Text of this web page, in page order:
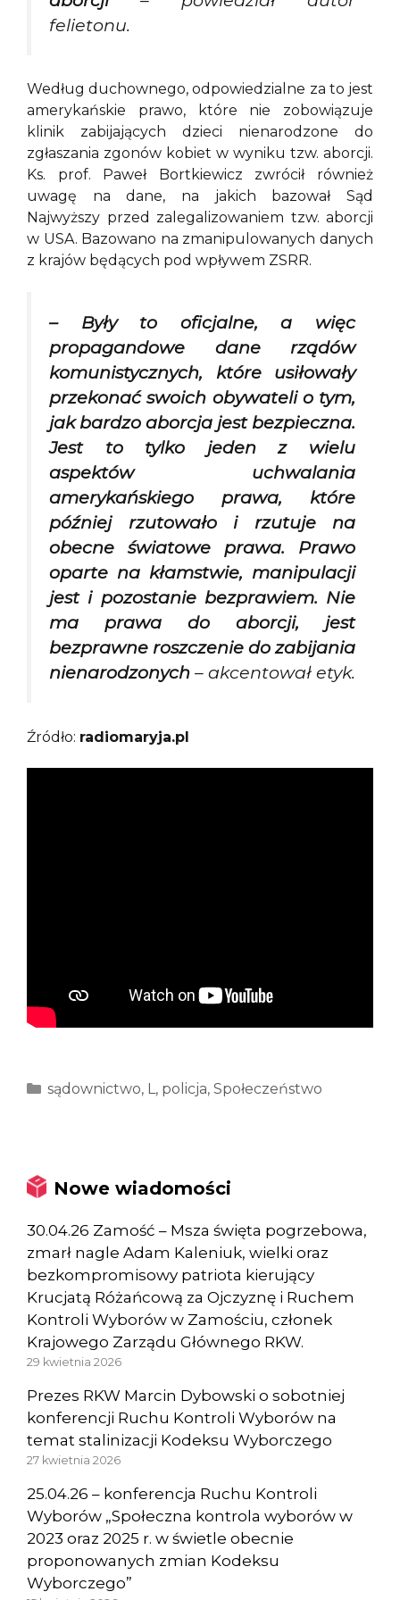
felietonu.
Według duchownego, odpowiedzialne za to jest
amerykańskie prawo, które nie zobowiązuje
klinik zabijających dzieci nienarodzone do
zgłaszania zgonów kobiet w wyniku tzw. aborcji.
Ks. prof. Paweł Bortkiewicz zwrócił również
uwagę na dane, na jakich bazował Sąd
Najwyższy przed zalegalizowaniem tzw. aborcji
w USA. Bazowano na zmanipulowanych danych
z krajów będących pod wpływem ZSRR.
– Były to oficjalne, a więc
propagandowe dane rządów
komunistycznych, które usiłowały
przekonać swoich obywateli o tym,
jak bardzo aborcja jest bezpieczna.
Jest to tylko jeden z wielu
aspektów uchwalania
amerykańskiego prawa, które
później rzutowało i rzutuje na
obecne światowe prawa. Prawo
oparte na kłamstwie, manipulacji
jest i pozostanie bezprawiem. Nie
ma prawa do aborcji, jest
bezprawne roszczenie do zabijania
nienarodzonych – akcentował etyk.
Źródło: radiomaryja.pl
Kategorie
sądownictwo, L , policja, Społeczeństwo
Nowe wiadomości
30.04.26 Zamość – Msza święta pogrzebowa,
zmarł nagle Adam Kaleniuk, wielki oraz
bezkompromisowy patriota kierujący
Krucjatą Różańcową za Ojczyznę i Ruchem
Kontroli Wyborów w Zamościu, członek
Krajowego Zarządu Głównego RKW.
29 kwietnia 2026
Prezes RKW Marcin Dybowski o sobotniej
konferencji Ruchu Kontroli Wyborów na
temat stalinizacji Kodeksu Wyborczego
27 kwietnia 2026
25.04.26 – konferencja Ruchu Kontroli
Wyborów „Społeczna kontrola wyborów w
2023 oraz 2025 r. w świetle obecnie
proponowanych zmian Kodeksu
Wyborczego”